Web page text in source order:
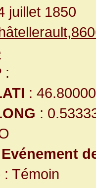
juillet 1850
:
:
:
: Témoin